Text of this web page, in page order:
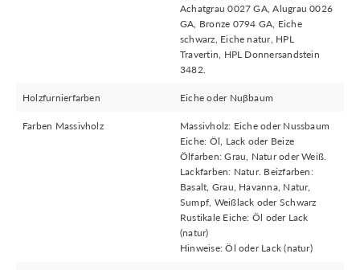
Achatgrau 0027 GA, Alugrau 0026
GA, Bronze 0794 GA, Eiche
schwarz, Eiche natur, HPL
Travertin, HPL Donnersandstein
3482.
Holzfurnierfarben Eiche oder Nuβbaum
Farben Massivholz
Massivholz: Eiche oder Nussbaum
Eiche: Öl, Lack oder Beize
Ölfarben: Grau, Natur oder Weiß.
Lackfarben: Natur. Beizfarben:
Basalt, Grau, Havanna, Natur,
Sumpf, Weißlack oder Schwarz
Rustikale Eiche: Öl oder Lack
(natur)
Hinweise: Öl oder Lack (natur)